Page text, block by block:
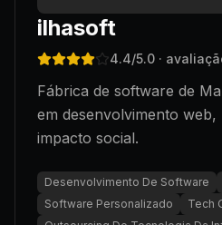
ilhasoft
4.4/5.0 ·
Fábrica de software de
em desenvolvimento
impacto social.
Desenvolvimento De Software
Software Personalizado
Tech